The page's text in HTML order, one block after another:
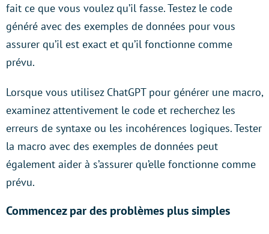
fait ce que vous voulez qu’il fasse. Testez le code
généré avec des exemples de données pour vous
assurer qu’il est exact et qu’il fonctionne comme
prévu.
Lorsque vous utilisez ChatGPT pour générer une macro,
examinez attentivement le code et recherchez les
erreurs de syntaxe ou les incohérences logiques. Tester
la macro avec des exemples de données peut
également aider à s’assurer qu’elle fonctionne comme
prévu.
Commencez par des problèmes plus simples